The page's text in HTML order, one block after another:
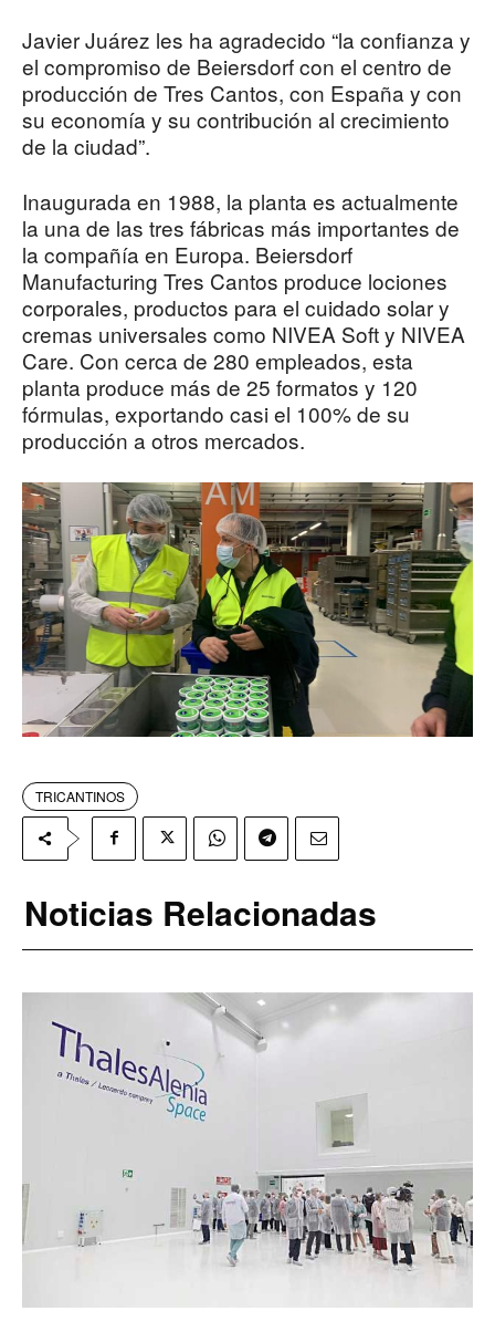
Javier Juárez les ha agradecido “la confianza y
el compromiso de Beiersdorf con el centro de
producción de Tres Cantos, con España y con
su economía y su contribución al crecimiento
de la ciudad”.
Inaugurada en 1988, la planta es actualmente
la una de las tres fábricas más importantes de
la compañía en Europa. Beiersdorf
Manufacturing Tres Cantos produce lociones
corporales, productos para el cuidado solar y
cremas universales como NIVEA Soft y NIVEA
Care. Con cerca de 280 empleados, esta
planta produce más de 25 formatos y 120
fórmulas, exportando casi el 100% de su
producción a otros mercados.
TRICANTINOS
Noticias Relacionadas